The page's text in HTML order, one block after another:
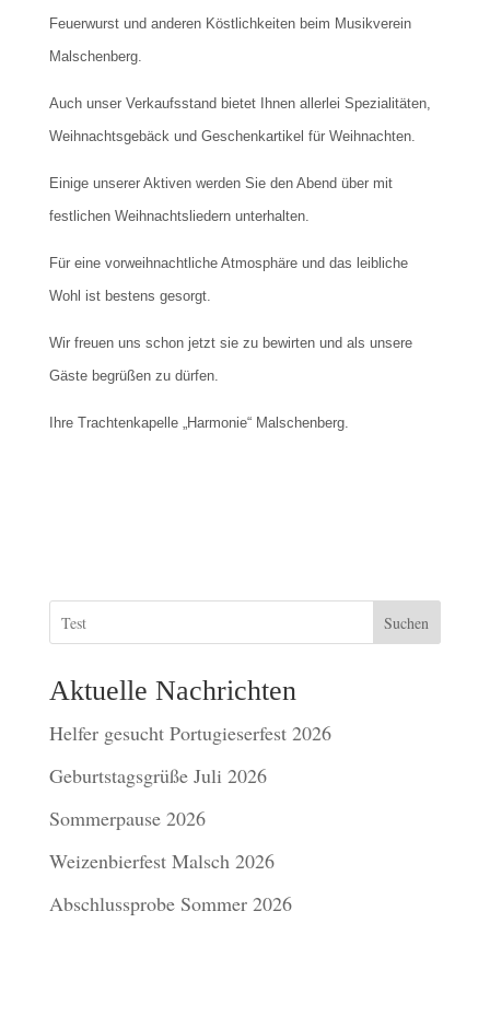
Feuerwurst und anderen Köstlichkeiten beim Musikverein
Malschenberg.
Auch unser Verkaufsstand bietet Ihnen allerlei Spezialitäten,
Weihnachtsgebäck und Geschenkartikel für Weihnachten.
Einige unserer Aktiven werden Sie den Abend über mit
festlichen Weihnachtsliedern unterhalten.
Für eine vorweihnachtliche Atmosphäre und das leibliche
Wohl ist bestens gesorgt.
Wir freuen uns schon jetzt sie zu bewirten und als unsere
Gäste begrüßen zu dürfen.
Ihre Trachtenkapelle „Harmonie“ Malschenberg.
Suchen
Aktuelle Nachrichten
Helfer gesucht Portugieserfest 2026
Geburtstagsgrüße Juli 2026
Sommerpause 2026
Weizenbierfest Malsch 2026
Abschlussprobe Sommer 2026